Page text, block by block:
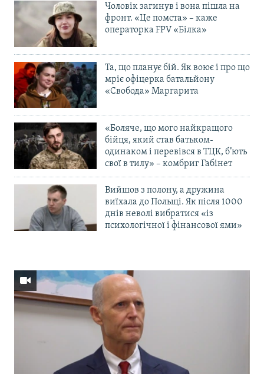
Чоловік загинув і вона пішла на
фронт. «Це помста» – каже
операторка FPV «Білка»
Та, що планує бій. Як воює і про що
мріє офіцерка батальйону
«Свобода» Маргарита
«Боляче, що мого найкращого
бійця, який став батьком-
одинаком і перевівся в ТЦК, б’ють
свої в тилу» – комбриг Габінет
Вийшов з полону, а дружина
виїхала до Польщі. Як після 1000
днів неволі вибратися «із
психологічної і фінансової ями»